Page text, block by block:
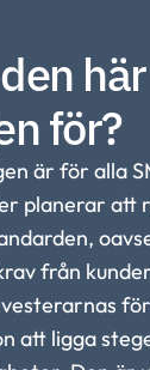
här
för?
är för alla
planerar att
från
att ligga